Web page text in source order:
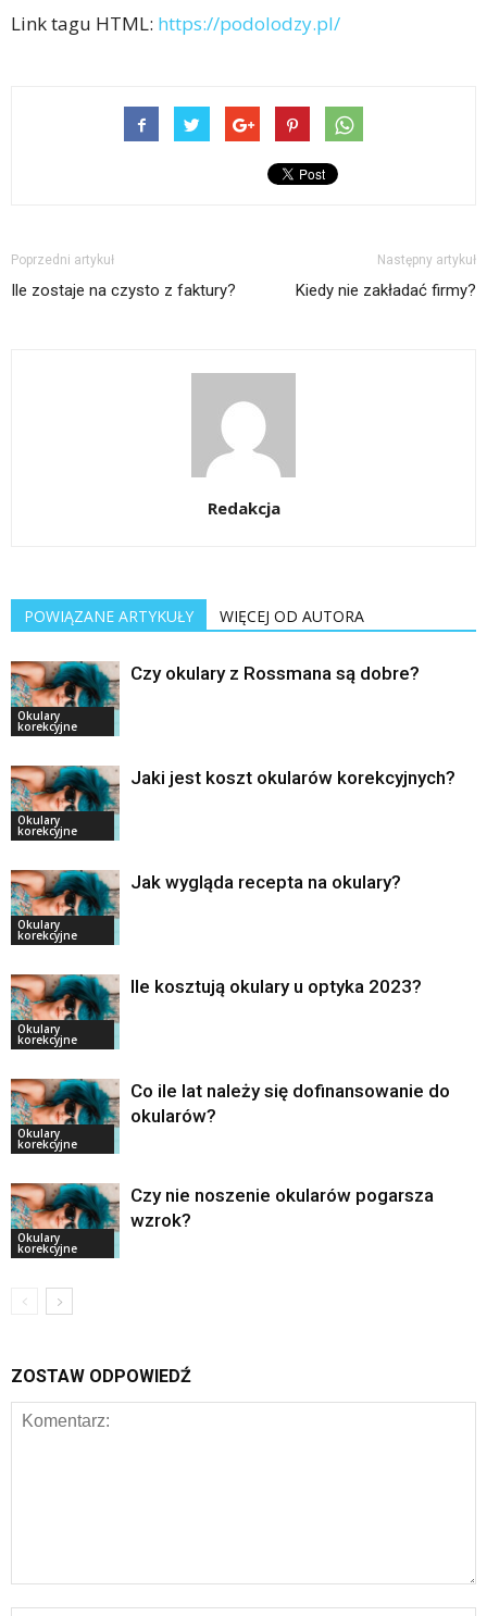
Link tagu HTML: https://podolodzy.pl/
Poprzedni artykuł
Ile zostaje na czysto z faktury?
Następny artykuł
Kiedy nie zakładać firmy?
Redakcja
POWIĄZANE ARTYKUŁY WIĘCEJ OD AUTORA
Okulary
korekcyjne
Czy okulary z Rossmana są dobre?
Okulary
korekcyjne
Jaki jest koszt okularów korekcyjnych?
Okulary
korekcyjne
Jak wygląda recepta na okulary?
Okulary
korekcyjne
Ile kosztują okulary u optyka 2023?
Okulary
korekcyjne
Co ile lat należy się dofinansowanie do
okularów?
Okulary
korekcyjne
Czy nie noszenie okularów pogarsza
wzrok?
ZOSTAW ODPOWIEDŹ